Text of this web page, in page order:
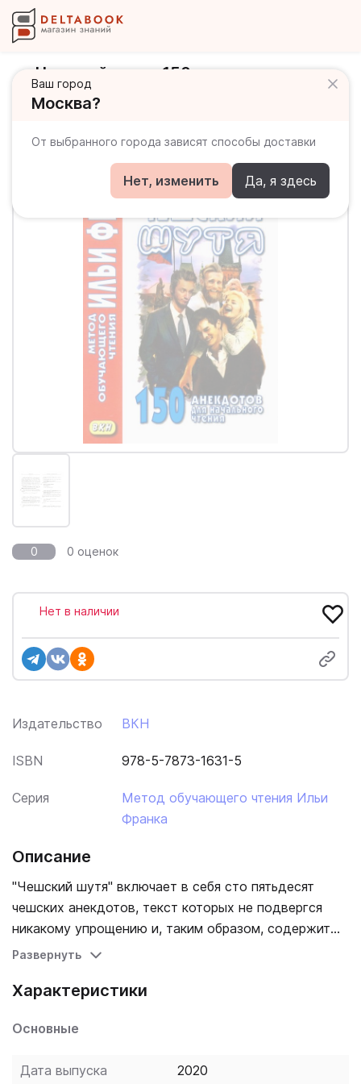
Ваш город
Москва?
От выбранного города зависят способы доставки
Нет, изменить Да, я здесь
Чешский шутя. 150 анекдотов для
начального чтения
0 0 оценок
Издательство ВКН
ISBN 978-5-7873-1631-5
Серия
Метод обучающего чтения Ильи
Франка
Нет в наличии
Описание
"Чешский шутя" включает в себя сто пятьдесят
чешских анекдотов, текст которых не подвергся
никакому упрощению и, таким образом, содержит
большое количество широко употре-бительной
современного чешского языка. Книга адаптирована
каждый анекдот повторяется дважды: сначала идет
него дословным русским переводом и лексико-
Развернуть
Характеристики
Основные
Дата выпуска 2020